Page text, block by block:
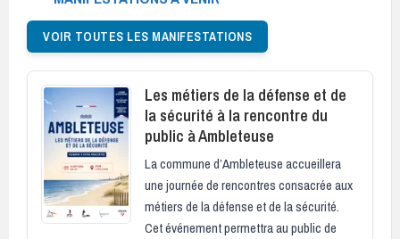
VOIR TOUTES LES MANIFESTATIONS
Les métiers de la défense et de
la sécurité à la rencontre du
public à Ambleteuse
La commune d’Ambleteuse accueillera
une journée de rencontres consacrée aux
métiers de la défense et de la sécurité.
Cet événement permettra au public de